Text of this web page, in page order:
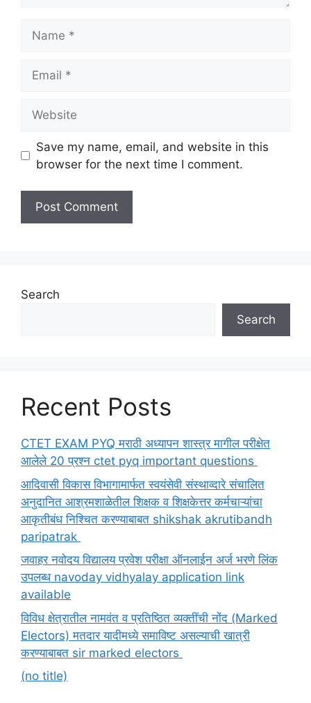
Save my name, email, and website in this
browser for the next time I comment.
Search
Search
Recent Posts
CTET EXAM PYQ मराठी अध्यापन शास्त्र मागील परीक्षेत
आलेले 20 प्रश्न ctet pyq important questions
आदिवासी विकास विभागामार्फत स्वयंसेवी संस्थाव्दारे संचालित
अनुदानित आश्रमशाळेतील शिक्षक व शिक्षकेत्तर कर्मचाऱ्यांचा
आकृतीबंध निश्चित करण्याबाबत shikshak akrutibandh
paripatrak
जवाहर नवोदय विद्यालय प्रवेश परीक्षा ऑनलाईन अर्ज भरणे लिंक
उपलब्ध navoday vidhyalay application link
available
विविध क्षेत्रातील नामवंत व प्रतिष्ठित व्यक्तींची नोंद (Marked
Electors) मतदार यादीमध्ये समाविष्ट असल्याची खात्री
करण्याबाबत sir marked electors
(no title)